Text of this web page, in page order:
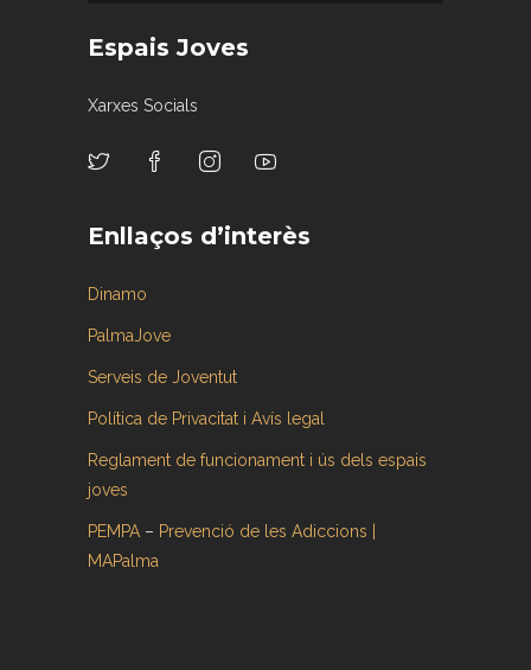
Espais Joves
Xarxes Socials
Enllaços d’interès
Dinamo
PalmaJove
Serveis de Joventut
Política de Privacitat i Avís legal
Reglament de funcionament i ús dels espais
joves
PEMPA – Prevenció de les Adiccions |
MAPalma